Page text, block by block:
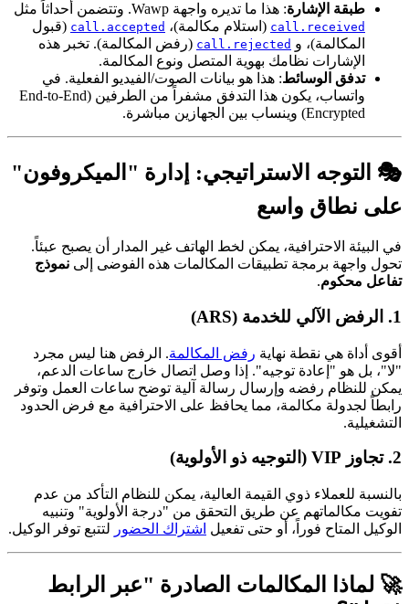
طبقة الإشارة: هذا ما تديره واجهة Wawp. وتتضمن أحداثاً مثل
call.received (استلام مكالمة)، call.accepted (قبول
المكالمة)، و call.rejected (رفض المكالمة). تخبر هذه
الإشارات نظامك بهوية المتصل ونوع المكالمة.
تدفق الوسائط: هذا هو بيانات الصوت/الفيديو الفعلية. في
واتساب، يكون هذا التدفق مشفراً من الطرفين (End-to-End
Encrypted) وينساب بين الجهازين مباشرة.
🎭 التوجه الاستراتيجي: إدارة "الميكروفون"
على نطاق واسع
في البيئة الاحترافية، يمكن لخط الهاتف غير المدار أن يصبح عبئاً.
تحول واجهة برمجة تطبيقات المكالمات هذه الفوضى إلى نموذج
تفاعل محكوم.
1. الرفض الآلي للخدمة (ARS)
أقوى أداة هي نقطة نهاية رفض المكالمة. الرفض هنا ليس مجرد
"لا"، بل هو "إعادة توجيه". إذا وصل اتصال خارج ساعات الدعم،
يمكن للنظام رفضه وإرسال رسالة آلية توضح ساعات العمل وتوفر
رابطاً لجدولة مكالمة، مما يحافظ على الاحترافية مع فرض الحدود
التشغيلية.
2. تجاوز VIP (التوجيه ذو الأولوية)
بالنسبة للعملاء ذوي القيمة العالية، يمكن للنظام التأكد من عدم
تفويت مكالماتهم عن طريق التحقق من "درجة الأولوية" وتنبيه
الوكيل المتاح فوراً، أو حتى تفعيل اشتراك الحضور لتتبع توفر الوكيل.
🚀 لماذا المكالمات الصادرة "عبر الرابط